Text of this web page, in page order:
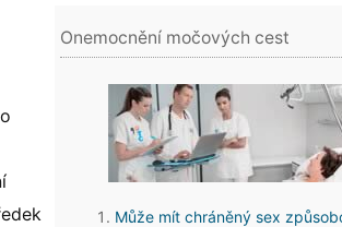
Onemocnění močových cest
Může mít chráněný sex